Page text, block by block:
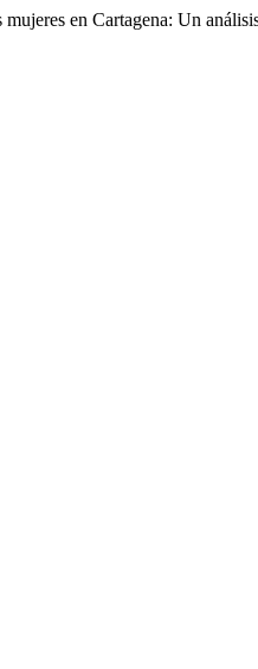
en Cartagena: Un